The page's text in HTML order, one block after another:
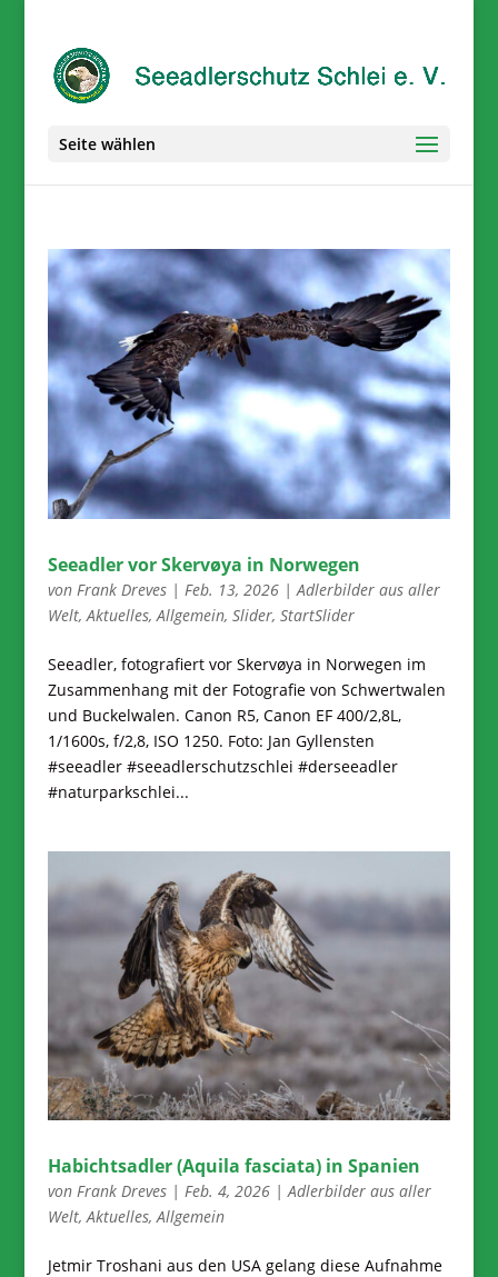
Seite wählen
Seeadler vor Skervøya in Norwegen
von Frank Dreves| Feb. 13, 2026|Adlerbilder aus aller
Welt,Aktuelles,Allgemein, Slider, StartSlider
Seeadler, fotografiert vor Skervøya in Norwegen im
Zusammenhang mit der Fotografie von Schwertwalen
und Buckelwalen. Canon R5, Canon EF 400/2,8L,
1/1600s, f/2,8, ISO 1250. Foto: Jan Gyllensten
#seeadler #seeadlerschutzschlei #derseeadler
#naturparkschlei...
Habichtsadler (Aquila fasciata) in Spanien
von Frank Dreves| Feb. 4, 2026|Adlerbilder aus aller
Welt,Aktuelles,Allgemein
Jetmir Troshani aus den USA gelang diese Aufnahme